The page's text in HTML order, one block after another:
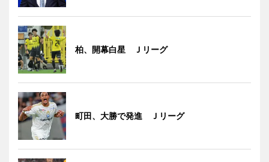
柏、開幕白星 Ｊリーグ
町田、大勝で発進 Ｊリーグ